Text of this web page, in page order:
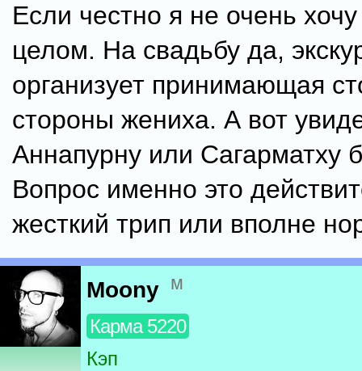
Если честно я не очень
целом. На свадьбу да,
организует принимающая
стороны жениха. А вот
Аннапурну или Сагарматху
Вопрос именно это
жесткий трип или вполне
Moony м
Карма 5220
Кэп